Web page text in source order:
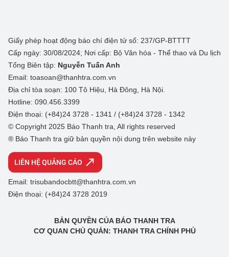
Giấy phép hoạt động báo chí điện tử số: 237/GP-BTTTT
Cấp ngày: 30/08/2024; Nơi cấp: Bộ Văn hóa - Thể thao và Du lịch
Tổng Biên tập: Nguyễn Tuấn Anh
Email: toasoan@thanhtra.com.vn
Địa chỉ tòa soạn: 100 Tô Hiệu, Hà Đông, Hà Nội.
Hotline: 090.456.3399
Điện thoại: (+84)24 3728 - 1341 / (+84)24 3728 - 1342
© Copyright 2025 Báo Thanh tra, All rights reserved
® Báo Thanh tra giữ bản quyền nội dung trên website này
LIÊN HỆ QUẢNG CÁO
Email: trisubandocbtt@thanhtra.com.vn
Điện thoại: (+84)24 3728 2019
BẢN QUYỀN CỦA BÁO THANH TRA
CƠ QUAN CHỦ QUẢN: THANH TRA CHÍNH PHỦ